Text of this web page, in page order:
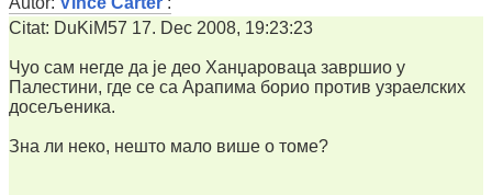
Citat: DuKiM57 17. Dec 2008, 19:23:23
Чуо сам негде да је део Ханџароваца завршио у
Палестини, где се са Арапима борио против узраелских
досељеника.
Зна ли неко, нешто мало више о томе?